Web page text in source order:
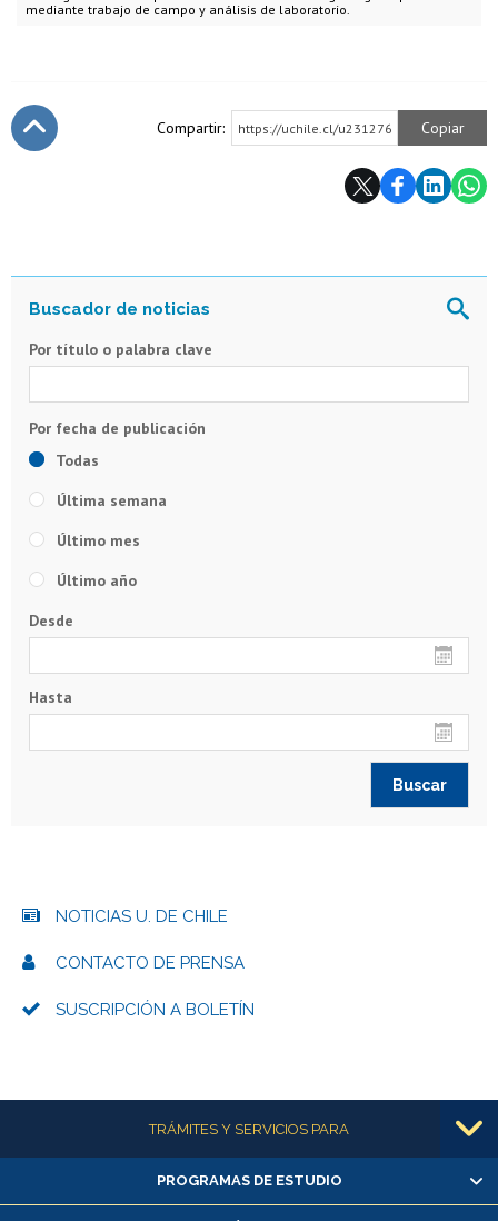
mediante trabajo de campo y análisis de laboratorio.
Compartir: https://uchile.cl/u231276 Copiar
Por título o palabra clave
Todas
Última semana
Último mes
Último año
Desde
Hasta
NOTICIAS U. DE CHILE
CONTACTO DE PRENSA
SUSCRIPCIÓN A BOLETÍN
Más informaciónTRÁMITES Y SERVICIOS PARA
Alumnas/os y exalumnas/os
PROGRAMAS DE ESTUDIO